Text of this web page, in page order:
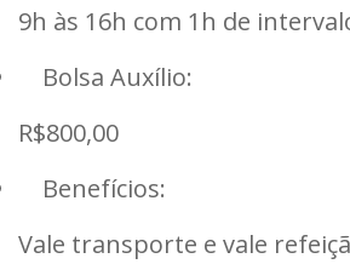
9h às 16h com 1h de
Bolsa Auxílio:
R$800,00
Benefícios:
Vale transporte e vale